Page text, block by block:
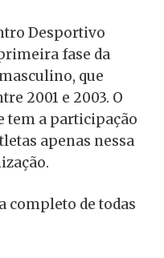
Desportivo
fase da
que
2001 e 2003. O
tem a participação
apenas nessa
completo de todas